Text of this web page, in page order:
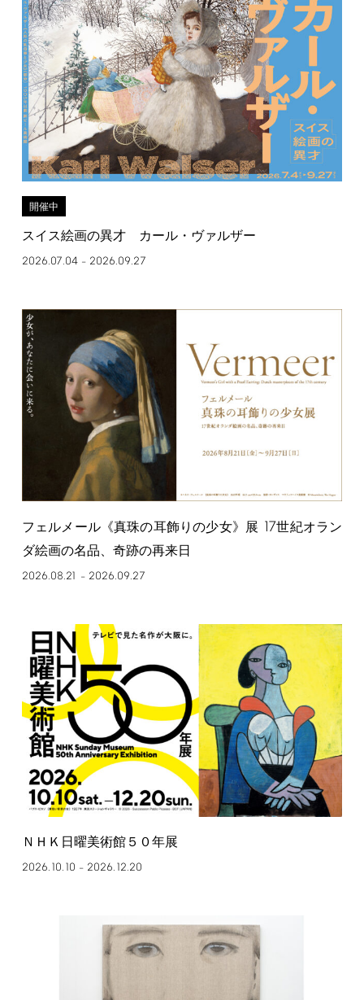
開催中
スイス絵画の異才 カール・ヴァルザー
2026.07.04– 2026.09.27
フェルメール《真珠の耳飾りの少女》展 17世紀オラン
ダ絵画の名品、奇跡の再来日
2026.08.21 – 2026.09.27
ＮＨＫ日曜美術館５０年展
2026.10.10 – 2026.12.20